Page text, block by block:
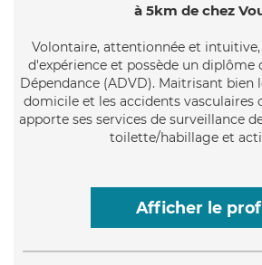
à 5km de chez
Volontaire, attentionnée et intuitive,
d'expérience et possède un diplôme
Dépendance (ADVD). Maitrisant bien
domicile et les accidents vasculaires
apporte ses services de surveillance
toilette/habillage et
Afficher le